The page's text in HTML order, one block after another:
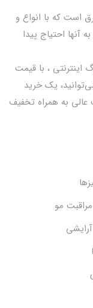
است که با انواع و
احتیاج پیدا
اینترنتی ، با قيمت
یک خرید
به همراه تخفیف
مو